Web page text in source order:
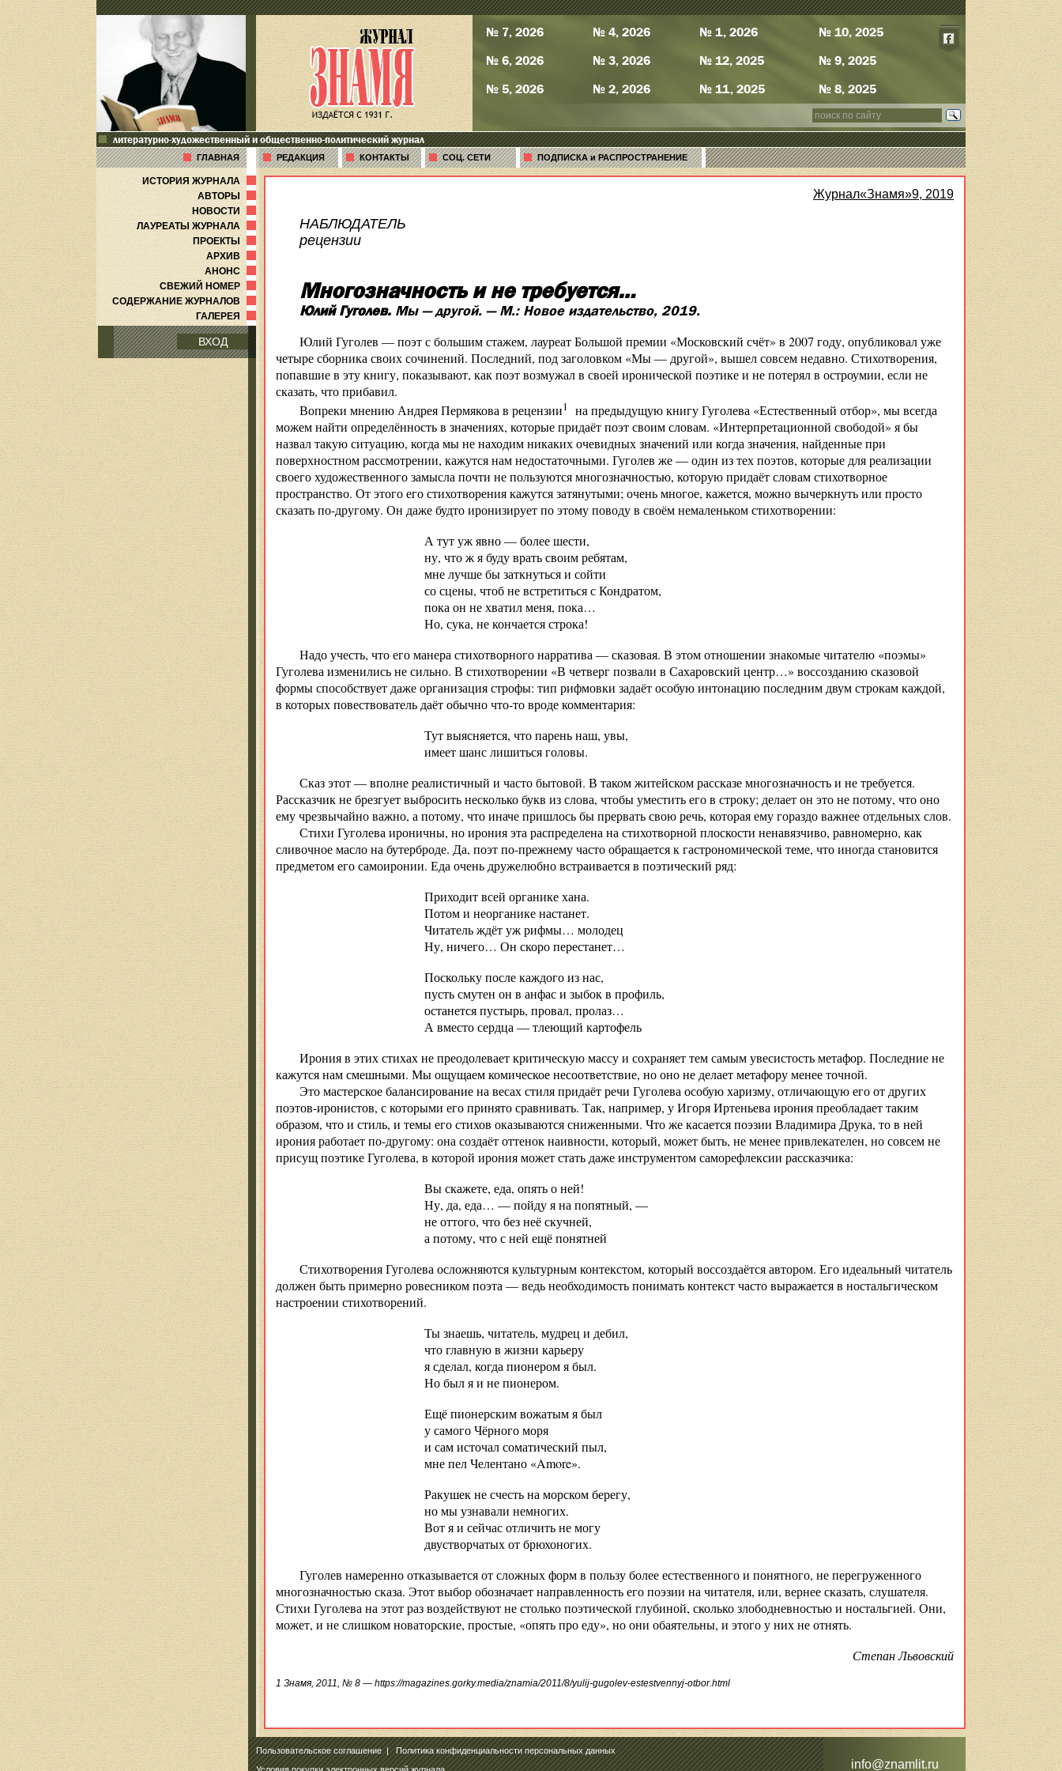
№ 7, 2026
№ 6, 2026
№ 5, 2026
№ 4, 2026
№ 3, 2026
№ 2, 2026
№ 1, 2026
№ 12, 2025
№ 11, 2025
№ 10, 2025
№ 9, 2025
№ 8, 2025
литературно-художественный и общественно-политический журнал
ГЛАВНАЯ РЕДАКЦИЯ КОНТАКТЫ СОЦ. СЕТИ ПОДПИСКА и РАСПРОСТРАНЕНИЕ
ИСТОРИЯ ЖУРНАЛА
АВТОРЫ
НОВОСТИ
ЛАУРЕАТЫ ЖУРНАЛА
ПРОЕКТЫ
АРХИВ
АНОНС
СВЕЖИЙ НОМЕР
СОДЕРЖАНИЕ ЖУРНАЛОВ
ГАЛЕРЕЯ
ВХОД
Журнал«Знамя»9, 2019
НАБЛЮДАТЕЛЬ
рецензии
Многозначность и не требуется…
Юлий Гуголев. Мы — другой. — М.: Новое издательство, 2019.
Юлий Гуголев — поэт с большим стажем, лауреат Большой премии «Московский счёт» в 2007 году, опубликовал уже
четыре сборника своих сочинений. Последний, под заголовком «Мы — другой», вышел совсем недавно. Стихотворения,
попавшие в эту книгу, показывают, как поэт возмужал в своей иронической поэтике и не потерял в остроумии, если не
сказать, что прибавил.
Вопреки мнению Андрея Пермякова в рецензии1
на предыдущую книгу Гуголева «Естественный отбор», мы всегда
можем найти определённость в значениях, которые придаёт поэт своим словам. «Интерпретационной свободой» я бы
назвал такую ситуацию, когда мы не находим никаких очевидных значений или когда значения, найденные при
поверхностном рассмотрении, кажутся нам недостаточными. Гуголев же — один из тех поэтов, которые для реализации
своего художественного замысла почти не пользуются многозначностью, которую придаёт словам стихотворное
пространство. От этого его стихотворения кажутся затянутыми; очень многое, кажется, можно вычеркнуть или просто
сказать по-другому. Он даже будто иронизирует по этому поводу в своём немаленьком стихотворении:
А тут уж явно — более шести,
ну, что ж я буду врать своим ребятам,
мне лучше бы заткнуться и сойти
со сцены, чтоб не встретиться с Кондратом,
пока он не хватил меня, пока…
Но, сука, не кончается строка!
Надо учесть, что его манера стихотворного нарратива — сказовая. В этом отношении знакомые читателю «поэмы»
Гуголева изменились не сильно. В стихотворении «В четверг позвали в Сахаровский центр…» воссозданию сказовой
формы способствует даже организация строфы: тип рифмовки задаёт особую интонацию последним двум строкам каждой,
в которых повествователь даёт обычно что-то вроде комментария:
Тут выясняется, что парень наш, увы,
имеет шанс лишиться головы.
Сказ этот — вполне реалистичный и часто бытовой. В таком житейском рассказе многозначность и не требуется.
Рассказчик не брезгует выбросить несколько букв из слова, чтобы уместить его в строку; делает он это не потому, что оно
ему чрезвычайно важно, а потому, что иначе пришлось бы прервать свою речь, которая ему гораздо важнее отдельных слов.
Стихи Гуголева ироничны, но ирония эта распределена на стихотворной плоскости ненавязчиво, равномерно, как
сливочное масло на бутерброде. Да, поэт по-прежнему часто обращается к гастрономической теме, что иногда становится
предметом его самоиронии. Еда очень дружелюбно встраивается в поэтический ряд:
Приходит всей органике хана.
Потом и неорганике настанет.
Читатель ждёт уж рифмы… молодец
Ну, ничего… Он скоро перестанет…
Поскольку после каждого из нас,
пусть смутен он в анфас и зыбок в профиль,
останется пустырь, провал, пролаз…
А вместо сердца — тлеющий картофель
Ирония в этих стихах не преодолевает критическую массу и сохраняет тем самым увесистость метафор. Последние не
кажутся нам смешными. Мы ощущаем комическое несоответствие, но оно не делает метафору менее точной.
Это мастерское балансирование на весах стиля придаёт речи Гуголева особую харизму, отличающую его от других
поэтов-иронистов, с которыми его принято сравнивать. Так, например, у Игоря Иртеньева ирония преобладает таким
образом, что и стиль, и темы его стихов оказываются сниженными. Что же касается поэзии Владимира Друка, то в ней
ирония работает по-другому: она создаёт оттенок наивности, который, может быть, не менее привлекателен, но совсем не
присущ поэтике Гуголева, в которой ирония может стать даже инструментом саморефлексии рассказчика:
Вы скажете, еда, опять о ней!
Ну, да, еда… — пойду я на попятный, —
не оттого, что без неё скучней,
а потому, что с ней ещё понятней
Стихотворения Гуголева осложняются культурным контекстом, который воссоздаётся автором. Его идеальный читатель
должен быть примерно ровесником поэта — ведь необходимость понимать контекст часто выражается в ностальгическом
настроении стихотворений.
Ты знаешь, читатель, мудрец и дебил,
что главную в жизни карьеру
я сделал, когда пионером я был.
Но был я и не пионером.
Ещё пионерским вожатым я был
у самого Чёрного моря
и сам источал соматический пыл,
мне пел Челентано «Amore».
Ракушек не счесть на морском берегу,
но мы узнавали немногих.
Вот я и сейчас отличить не могу
двустворчатых от брюхоногих.
Гуголев намеренно отказывается от сложных форм в пользу более естественного и понятного, не перегруженного
многозначностью сказа. Этот выбор обозначает направленность его поэзии на читателя, или, вернее сказать, слушателя.
Стихи Гуголева на этот раз воздействуют не столько поэтической глубиной, сколько злобо­дневностью и ностальгией. Они,
может, и не слишком новаторские, простые, «опять про еду», но они обаятельны, и этого у них не отнять.
Степан Львовский
1 Знамя, 2011, № 8 — https://magazines.gorky.media/znamia/2011/8/yulij-gugolev-estestvennyj-otbor.html
Пользовательское соглашение|Политика конфиденциальности персональных данных
info@znamlit.ru